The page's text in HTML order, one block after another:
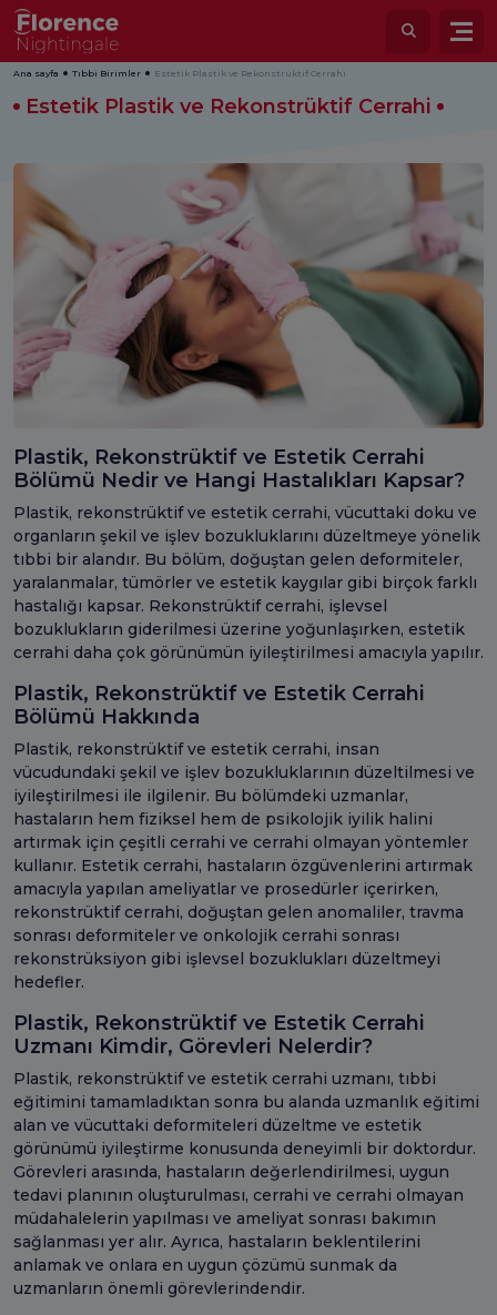
Ana sayfa Tıbbi Birimler Estetik Plastik ve Rekonstrüktif Cerrahi
Estetik Plastik ve Rekonstrüktif Cerrahi
Plastik, Rekonstrüktif ve Estetik Cerrahi
Bölümü Nedir ve Hangi Hastalıkları Kapsar?
Plastik, rekonstrüktif ve estetik cerrahi, vücuttaki doku ve
organların şekil ve işlev bozukluklarını düzeltmeye yönelik
tıbbi bir alandır. Bu bölüm, doğuştan gelen deformiteler,
yaralanmalar, tümörler ve estetik kaygılar gibi birçok farklı
hastalığı kapsar. Rekonstrüktif cerrahi, işlevsel
bozuklukların giderilmesi üzerine yoğunlaşırken, estetik
cerrahi daha çok görünümün iyileştirilmesi amacıyla yapılır.
Plastik, Rekonstrüktif ve Estetik Cerrahi
Bölümü Hakkında
Plastik, rekonstrüktif ve estetik cerrahi, insan
vücudundaki şekil ve işlev bozukluklarının düzeltilmesi ve
iyileştirilmesi ile ilgilenir. Bu bölümdeki uzmanlar,
hastaların hem fiziksel hem de psikolojik iyilik halini
artırmak için çeşitli cerrahi ve cerrahi olmayan yöntemler
kullanır. Estetik cerrahi, hastaların özgüvenlerini artırmak
amacıyla yapılan ameliyatlar ve prosedürler içerirken,
rekonstrüktif cerrahi, doğuştan gelen anomaliler, travma
sonrası deformiteler ve onkolojik cerrahi sonrası
rekonstrüksiyon gibi işlevsel bozuklukları düzeltmeyi
hedefler.
Plastik, Rekonstrüktif ve Estetik Cerrahi
Uzmanı Kimdir, Görevleri Nelerdir?
Plastik, rekonstrüktif ve estetik cerrahi uzmanı, tıbbi
eğitimini tamamladıktan sonra bu alanda uzmanlık eğitimi
alan ve vücuttaki deformiteleri düzeltme ve estetik
görünümü iyileştirme konusunda deneyimli bir doktordur.
Görevleri arasında, hastaların değerlendirilmesi, uygun
tedavi planının oluşturulması, cerrahi ve cerrahi olmayan
müdahalelerin yapılması ve ameliyat sonrası bakımın
sağlanması yer alır. Ayrıca, hastaların beklentilerini
anlamak ve onlara en uygun çözümü sunmak da
uzmanların önemli görevlerindendir.